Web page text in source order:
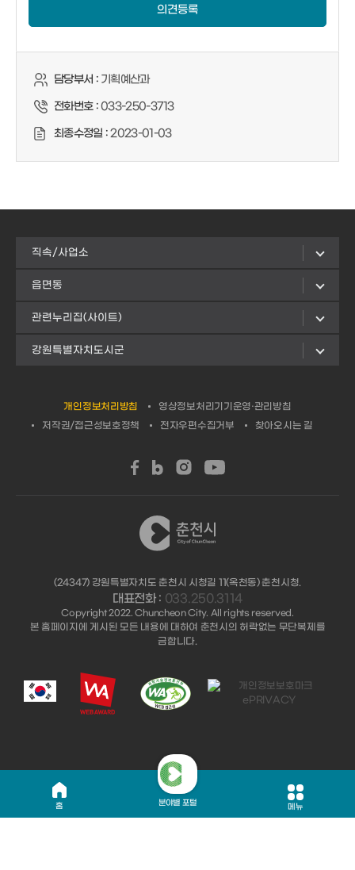
홈 분야별 포털 메뉴
의견등록
담당부서 :기획예산과
전화번호 :033-250-3713
최종수정일 :2023-01-03
직속/사업소
읍면동
관련누리집(사이트)
강원특별자치도시군
개인정보처리방침
영상정보처리기기운영·관리방침
저작권/접근성보호정책
전자우편수집거부 찾아오시는 길
(24347) 강원특별자치도 춘천시 시청길 11(옥천동) 춘천시청.
대표전화 : 033.250.3114
Copyright 2022. Chuncheon City. All rights reserved.
본 홈페이지에 게시된 모든 내용에 대하여 춘천시의 허락없는 무단복제를
금합니다.